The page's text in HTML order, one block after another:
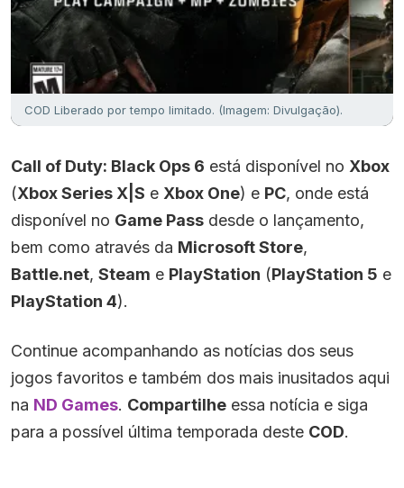
COD Liberado por tempo limitado. (Imagem: Divulgação).
Call of Duty: Black Ops 6 está disponível no Xbox
(Xbox Series X|S e Xbox One) e PC, onde está
disponível no Game Pass desde o lançamento,
bem como através da Microsoft Store,
Battle.net, Steam e PlayStation (PlayStation 5 e
PlayStation 4).
Continue acompanhando as notícias dos seus
jogos favoritos e também dos mais inusitados aqui
na ND Games. Compartilhe essa notícia e siga
para a possível última temporada deste COD.